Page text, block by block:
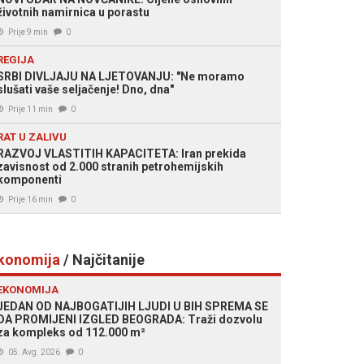
namirnica u porastu
Prije 9 min 0
DIVLJAJU NA LJETOVANJU: "Ne moramo
vaše seljačenje! Dno, dna"
Prije 11 min 0
U ZALIVU
VLASTITIH KAPACITETA: Iran prekida
od 2.000 stranih petrohemijskih
Prije 16 min 0
/ Najčitanije
OD NAJBOGATIJIH LJUDI U BIH SPREMA SE
PROMIJENI IZGLED BEOGRADA: Traži dozvolu
kompleks od 112.000 m²
05. Avg. 2026 0